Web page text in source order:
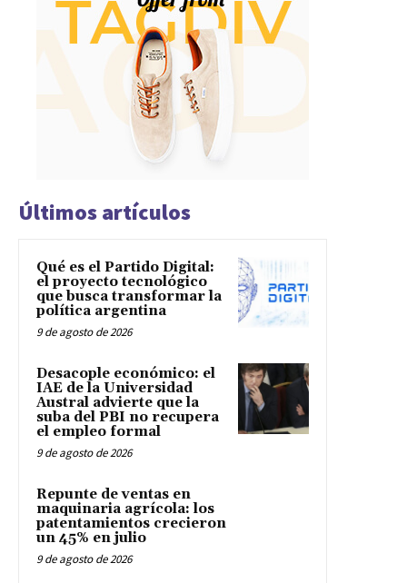
Últimos artículos
Qué es el Partido Digital:
el proyecto tecnológico
que busca transformar la
política argentina
9 de agosto de 2026
Desacople económico: el
IAE de la Universidad
Austral advierte que la
suba del PBI no recupera
el empleo formal
9 de agosto de 2026
Repunte de ventas en
maquinaria agrícola: los
patentamientos crecieron
un 45% en julio
9 de agosto de 2026